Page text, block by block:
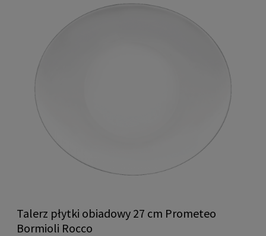
Talerz płytki obiadowy 27 cm Prometeo
Bormioli Rocco